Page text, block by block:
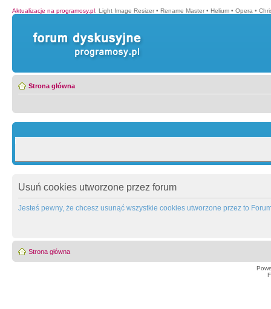
Aktualizacje na programosy.pl: Light Image Resizer • Rename Master • Helium • Opera •
Strona główna
Usuń cookies utworzone przez forum
Jesteś pewny, że chcesz usunąć wszystkie cookies utworzone przez to
Strona główna